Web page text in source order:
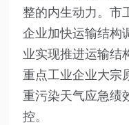
整的内生动力。市
企业加快运输结构
业实现推进运输结
重点工业企业大宗
重污染天气应急绩
控。